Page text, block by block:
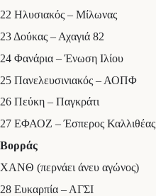
22 Ηλυσιακός – Μίλωνας
23 Δούκας – Αχαγιά 82
24 Φανάρια – Ένωση Ιλίου
25 Πανελευσινιακός – ΑΟΠΦ
26 Πεύκη – Παγκράτι
27 ΕΦΑΟΖ – Έσπερος Καλλιθέας
Βορράς
ΧΑΝΘ (περνάει άνευ αγώνος)
28 Ευκαρπία – ΑΓΣΙ